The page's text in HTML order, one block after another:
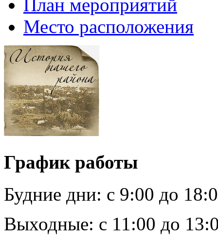
План мероприятий
Место расположения
График работы
Будние дни: c 9:00 до
Выходные: с 11:00 до